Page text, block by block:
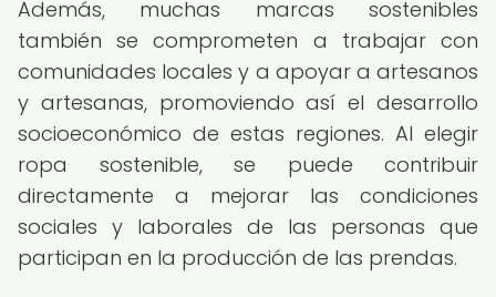
Además, muchas marcas sostenibles
también se comprometen a trabajar con
comunidades locales y a apoyar a artesanos
y artesanas, promoviendo así el desarrollo
socioeconómico de estas regiones. Al elegir
ropa sostenible, se puede contribuir
directamente a mejorar las condiciones
sociales y laborales de las personas que
participan en la producción de las prendas.